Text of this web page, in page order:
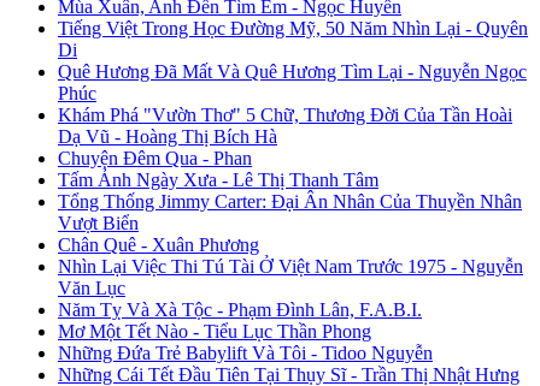
Mùa Xuân, Anh Đến Tìm Em - Ngọc Huyền
Tiếng Việt Trong Học Đường Mỹ, 50 Năm Nhìn Lại - Quyên
Di
Quê Hương Đã Mất Và Quê Hương Tìm Lại - Nguyễn Ngọc
Phúc
Khám Phá "Vườn Thơ" 5 Chữ, Thương Đời Của Tần Hoài
Dạ Vũ - Hoàng Thị Bích Hà
Chuyện Đêm Qua - Phan
Tấm Ảnh Ngày Xưa - Lê Thị Thanh Tâm
Tổng Thống Jimmy Carter: Đại Ân Nhân Của Thuyền Nhân
Vượt Biển
Chân Quê - Xuân Phương
Nhìn Lại Việc Thi Tú Tài Ở Việt Nam Trước 1975 - Nguyễn
Văn Lục
Năm Tỵ Và Xà Tộc - Phạm Đình Lân, F.A.B.I.
Mơ Một Tết Nào - Tiểu Lục Thần Phong
Những Đứa Trẻ Babylift Và Tôi - Tidoo Nguyễn
Những Cái Tết Đầu Tiên Tại Thụy Sĩ - Trần Thị Nhật Hưng